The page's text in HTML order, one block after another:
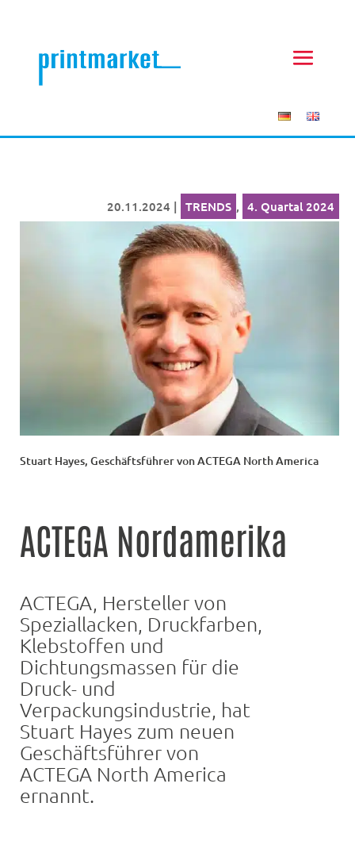
20.11.2024 | TRENDS , 4. Quartal 2024
Stuart Hayes, Geschäftsführer von ACTEGA North America
ACTEGA Nordamerika
ACTEGA, Hersteller von
Speziallacken, Druckfarben,
Klebstoffen und
Dichtungsmassen für die
Druck- und
Verpackungsindustrie, hat
Stuart Hayes zum neuen
Geschäftsführer von
ACTEGA North America
ernannt.